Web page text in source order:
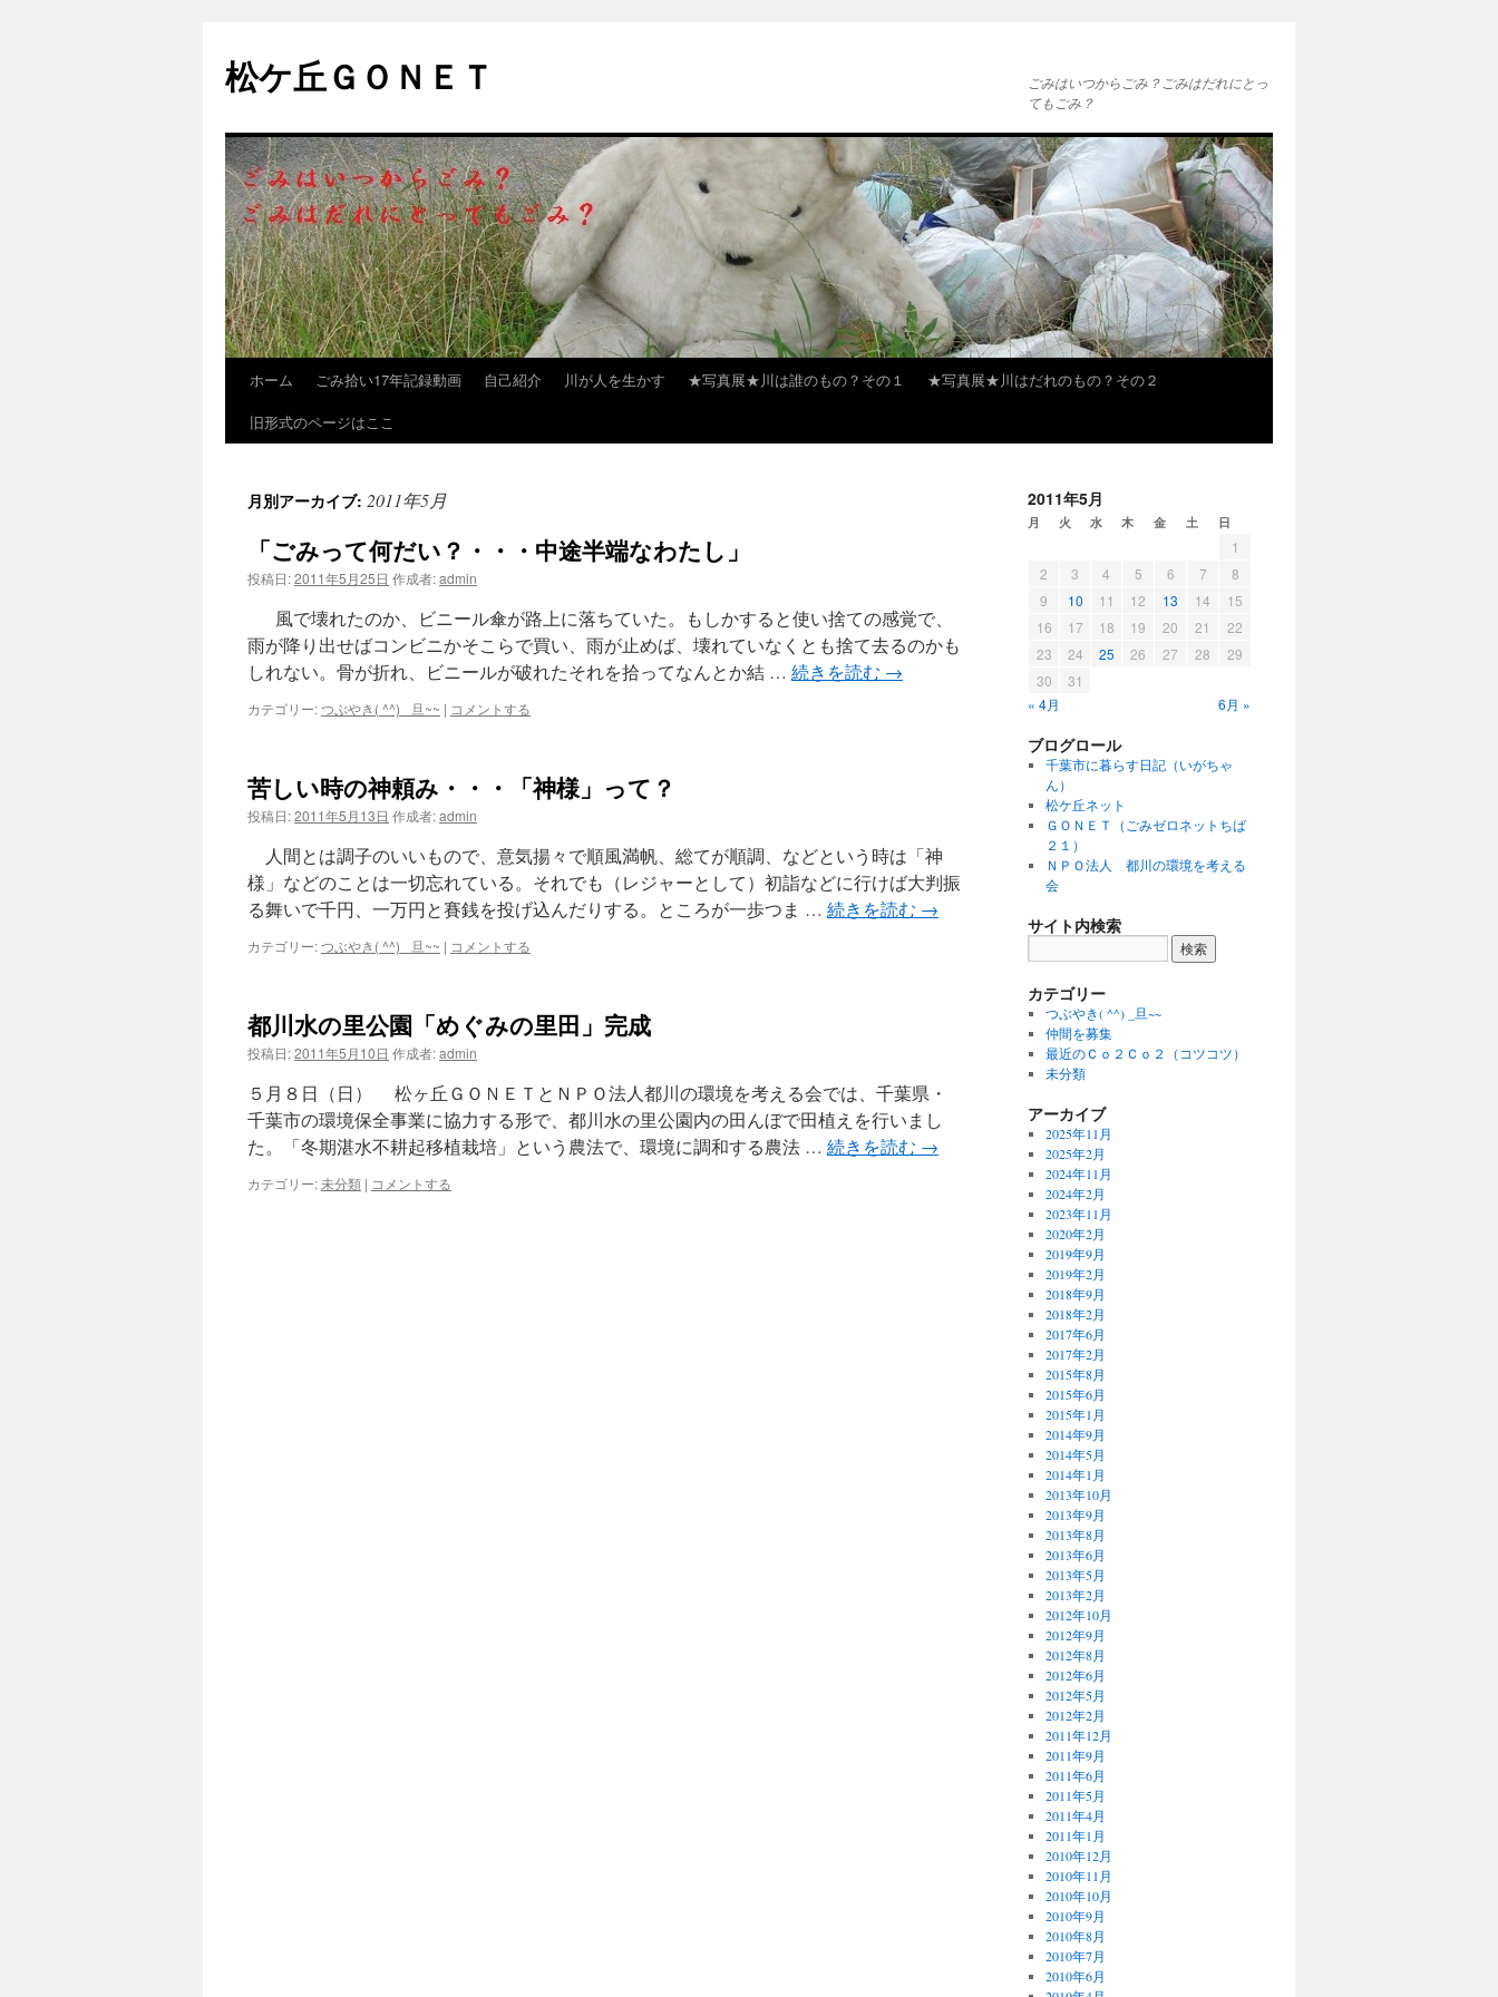
松ケ丘ＧＯＮＥＴ
ごみはいつからごみ？ごみはだれにとっ
てもごみ？
ン
ホーム ごみ拾い17年記録動画 自己紹介 川が人を生かす ★写真展★川は誰のもの？その１
★写真展★川はだれのもの？その２
旧形式のページはここ
月別アーカイブ: 2011年5月
「ごみって何だい？・・・中途半端なわたし」
投稿日:2011年5月25日 作成者:admin
風で壊れたのか、ビニール傘が路上に落ちていた。もしかすると使い捨ての感覚で、
雨が降り出せばコンビニかそこらで買い、雨が止めば、壊れていなくとも捨て去るのかも
しれない。骨が折れ、ビニールが破れたそれを拾ってなんとか結 … 続きを読む →
カテゴリー:つぶやき( ^^) _旦~~ | コメントする
苦しい時の神頼み・・・「神様」って？
投稿日:2011年5月13日 作成者:admin
人間とは調子のいいもので、意気揚々で順風満帆、総てが順調、などという時は「神
様」などのことは一切忘れている。それでも（レジャーとして）初詣などに行けば大判振
る舞いで千円、一万円と賽銭を投げ込んだりする。ところが一歩つま … 続きを読む →
カテゴリー:つぶやき( ^^) _旦~~ | コメントする
都川水の里公園「めぐみの里田」完成
投稿日:2011年5月10日 作成者:admin
５月８日（日） 松ヶ丘ＧＯＮＥＴとＮＰＯ法人都川の環境を考える会では、千葉県・
千葉市の環境保全事業に協力する形で、都川水の里公園内の田んぼで田植えを行いまし
た。「冬期湛水不耕起移植栽培」という農法で、環境に調和する農法 … 続きを読む →
カテゴリー:未分類 | コメントする
2011年5月
月 火 水 木 金 土 日
1
2
3 4 5 6 7
8
9
10 11 12 13 14
15
16
17 18 19 20 21
22
23
24 25 26 27 28
29
30
31
« 4月
6月 »
ブログロール
千葉市に暮らす日記（いがちゃ
ん）
松ケ丘ネット
ＧＯＮＥＴ（ごみゼロネットちば
２１）
ＮＰＯ法人 都川の環境を考える
会
サイト内検索
カテゴリー
つぶやき( ^^) _旦~~
仲間を募集
最近のＣｏ２Ｃｏ２（コツコツ）
未分類
アーカイブ
2025年11月
2025年2月
2024年11月
2024年2月
2023年11月
2020年2月
2019年9月
2019年2月
2018年9月
2018年2月
2017年6月
2017年2月
2015年8月
2015年6月
2015年1月
2014年9月
2014年5月
2014年1月
2013年10月
2013年9月
2013年8月
2013年6月
2013年5月
2013年2月
2012年10月
2012年9月
2012年8月
2012年6月
2012年5月
2012年2月
2011年12月
2011年9月
2011年6月
2011年5月
2011年4月
2011年1月
2010年12月
2010年11月
2010年10月
2010年9月
2010年8月
2010年7月
2010年6月